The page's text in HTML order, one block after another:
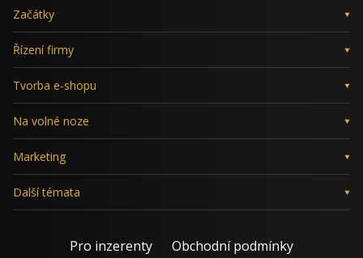
Začátky
Řízení firmy
Tvorba e-shopu
Na volné noze
Marketing
Další témata
Pro inzerenty Obchodní podmínky